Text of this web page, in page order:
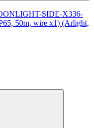
SIDE-X336-
50m, wire x1) (Arlight,